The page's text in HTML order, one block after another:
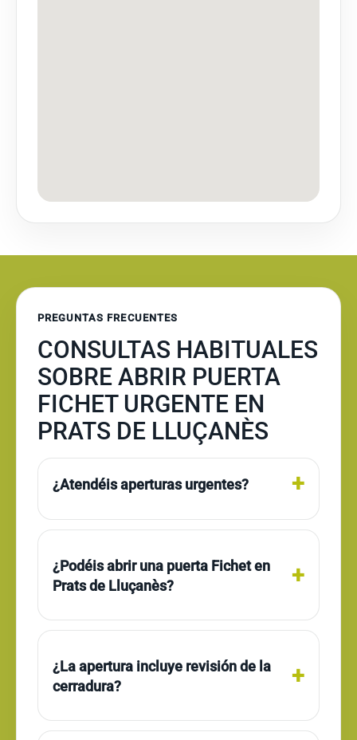
PREGUNTAS FRECUENTES
CONSULTAS HABITUALES
SOBRE ABRIR PUERTA
FICHET URGENTE EN
PRATS DE LLUÇANÈS
¿Atendéis aperturas urgentes?
¿Podéis abrir una puerta Fichet en
Prats de Lluçanès?
¿La apertura incluye revisión de la
cerradura?